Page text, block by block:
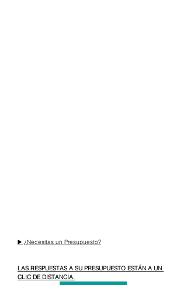
▶️ ¿Necesitas un Presupuesto?
LAS RESPUESTAS A SU PRESUPUESTO ESTÁN A UN
CLIC DE DISTANCIA.